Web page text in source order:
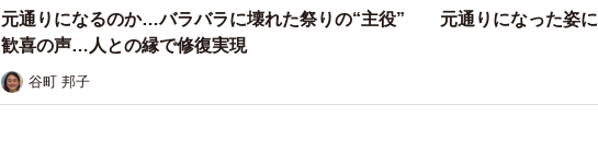
元通りになるのか…バラバラに壊れた祭りの“主役” 元通りになった姿に
歓喜の声…人との縁で修復実現
谷町 邦子